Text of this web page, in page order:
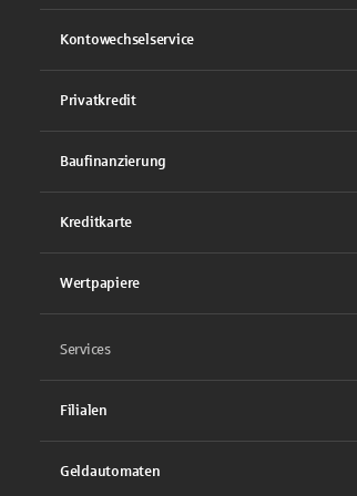
Kontowechselservice
Privatkredit
Baufinanzierung
Kreditkarte
Wertpapiere
Services
Filialen
Geldautomaten